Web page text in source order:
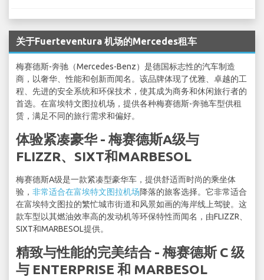
关于Fuerteventura 机场的Mercedes租车
梅赛德斯-奔驰（Mercedes-Benz）是德国标志性的汽车制造
商，以奢华、性能和创新而闻名。该品牌体现了优雅、卓越的工
程、先进的安全系统和环保技术，使其成为商务和休闲旅行者的
首选。在富埃特文图拉机场，提供各种梅赛德斯-奔驰车型供租
赁，满足不同的旅行需求和偏好。
体验紧凑豪华 - 梅赛德斯A级与
FLIZZR、SIXT和MARBESOL
梅赛德斯A级是一款紧凑型豪华车，提供舒适而时尚的乘坐体
验， 非常适合在富埃特文图拉机场降落的旅客选择。它非常适合
在富埃特文图拉的繁忙城市街道和风景如画的海岸线上驾驶。这
款车型以其燃油效率高的发动机等环保特性而闻名，由FLIZZR、
SIXT和MARBESOL提供。
精致与性能的完美结合 - 梅赛德斯 C 级
与 ENTERPRISE 和 MARBESOL